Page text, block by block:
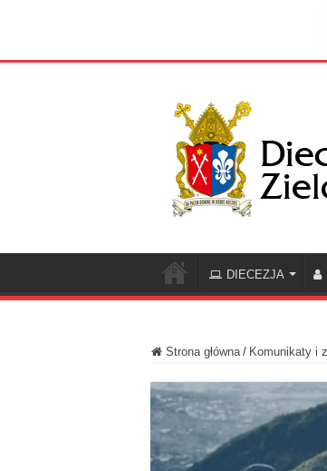
DIECEZJA
Strona główna / Komunikaty i